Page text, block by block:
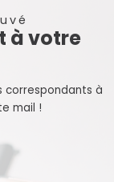
à votre
correspondants à
mail !